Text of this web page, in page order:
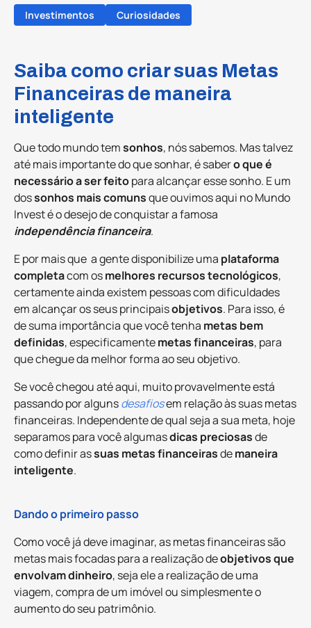
Investimentos Curiosidades
Saiba como criar suas Metas
Financeiras de maneira
inteligente
Que todo mundo temsonhos, nós sabemos. Mas talvez
até mais importante do que sonhar, é sabero que é
necessário a ser feitopara alcançar esse sonho. E um
dossonhos mais comunsque ouvimos aqui no Mundo
Invest é o desejo de conquistar a famosa
independência financeira.
E por mais que a gente disponibilize uma plataforma
completacom osmelhores recursos tecnológicos,
certamente ainda existem pessoas com dificuldades
em alcançar os seus principaisobjetivos. Para isso, é
de suma importância que você tenha metas bem
definidas, especificamentemetas financeiras, para
que chegue da melhor forma ao seu objetivo.
Se você chegou até aqui, muito provavelmente está
passando por algunsdesafiosem relação às suas metas
financeiras. Independente de qual seja a sua meta, hoje
separamos para você algumasdicas preciosasde
como definir assuas metas financeirasdemaneira
inteligente.
Dando o primeiro passo
Como você já deve imaginar, as metas financeiras são
metas mais focadas para a realização deobjetivos que
envolvam dinheiro, seja ele a realização de uma
viagem, compra de um imóvel ou simplesmente o
aumento do seu patrimônio.